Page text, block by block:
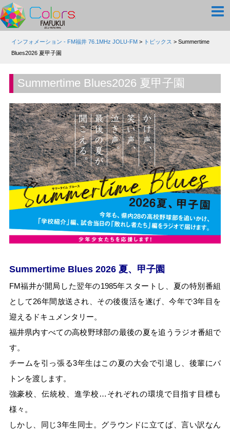
インフォメーション - FM福井 76.1MHz JOLU-FM > トピックス >Summertime
Blues2026 夏甲子園
Summertime Blues2026 夏甲子園
Summertime Blues 2026 夏、甲子園
FM福井が開局した翌年の1985年スタートし、夏の特別番組
として26年間放送され、その後復活を遂げ、今年で3年目を
迎えるドキュメンタリー。
福井県内すべての高校野球部の最後の夏を追うラジオ番組で
す。
チームを引っ張る3年生はこの夏の大会で引退し、後輩にバ
トンを渡します。
強豪校、伝統校、進学校…それぞれの環境で目指す目標も
様々。
しかし、同じ3年生同士。グラウンドに立てば、言い訳なん